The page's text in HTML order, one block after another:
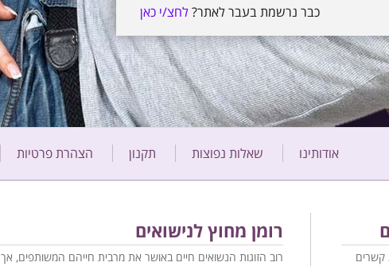
כבר נרשמת בעבר לאתר?לחצ/י כאן
אודותינו שאלות נפוצות תקנון הצהרת פרטיות
קשרים
רומן מחוץ לנישואים
רוב הזוגות הנשואים חיים באושר את מרבית חייהם המשותפים, אך